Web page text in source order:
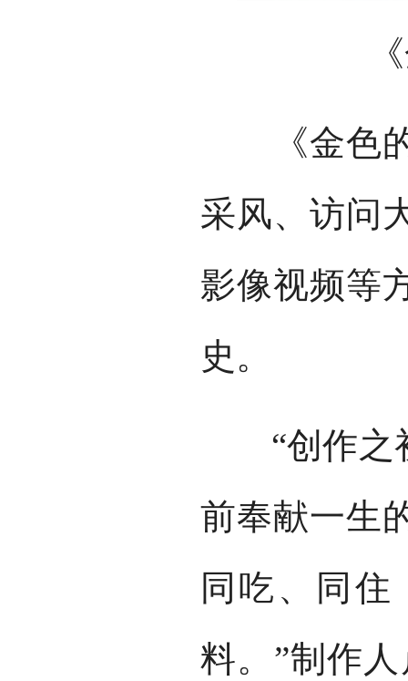
《金色的
采风、访问
影像视频等
史。
“创作之初
前奉献一生
同吃、同
料。”制作